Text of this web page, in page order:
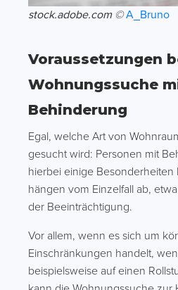
stock.adobe.com © A_Bruno
Voraussetzungen
Wohnungssuche
Behinderung
Egal, welche Art von
gesucht wird: Personen mit
hierbei einige Besonderheiten
hängen vom Einzelfall ab,
der Beeinträchtigung.
Vor allem, wenn es sich um
Einschränkungen handelt,
beispielsweise auf einen